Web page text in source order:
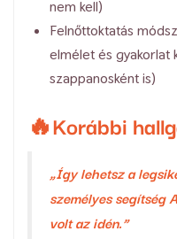
nem kell)
Felnőttoktatás
elmélet és gyakorlat
szappanosként is)
🔥Korábbi
„Így lehetsz a
személyes segítség
volt az idén.”